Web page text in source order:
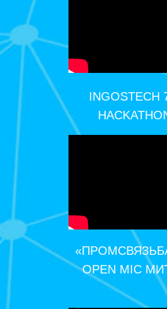
INGOSTECH
OPEN MIC